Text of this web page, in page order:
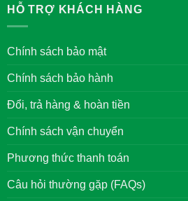
văn
hóa
Nam
xưa
có
bình
VỊ
THỜ
MIẾU
GIÁM
HỖ TRỢ KHÁCH HÀNG
Chính sách bảo mật
Chính sách bảo hành
Đổi, trả hàng & hoàn tiền
Chính sách vận chuyển
Phương thức thanh toán
Câu hỏi thường gặp (FAQs)